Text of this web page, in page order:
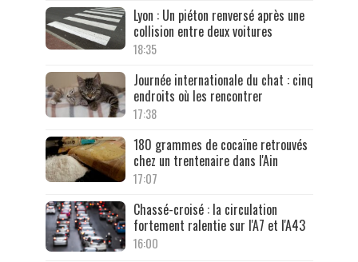
Lyon : Un piéton renversé après une
collision entre deux voitures
18:35
Journée internationale du chat : cinq
endroits où les rencontrer
17:38
180 grammes de cocaïne retrouvés
chez un trentenaire dans l'Ain
17:07
Chassé-croisé : la circulation
fortement ralentie sur l'A7 et l'A43
16:00